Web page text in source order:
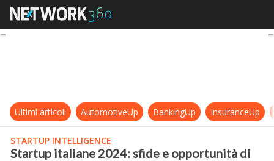
Startup italiane 2024: sfide e
Ultimi articoli AutomotiveUp BankingUp InsuranceUp
STARTUP INTELLIGENCE
Startup italiane 2024: sfide e opportunità di